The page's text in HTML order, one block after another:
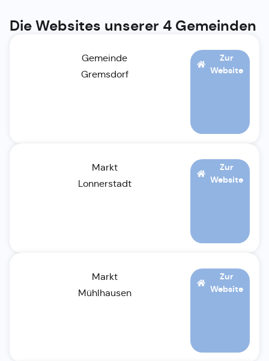
Die Websites unserer 4 Gemeinden
Gemeinde
Gremsdorf
Zur
Website
Markt
Lonnerstadt
Zur
Website
Markt
Mühlhausen
Zur
Website